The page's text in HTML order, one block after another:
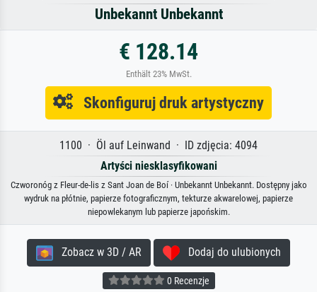
Unbekannt Unbekannt
€ 128.14
Enthält 23% MwSt.
Skonfiguruj druk artystyczny
1100 · Öl auf Leinwand · ID zdjęcia: 4094
Artyści niesklasyfikowani
Czworonóg z Fleur-de-lis z Sant Joan de Boí · Unbekannt Unbekannt. Dostępny jako
wydruk na płótnie, papierze fotograficznym, tekturze akwarelowej, papierze
niepowlekanym lub papierze japońskim.
Zobacz w 3D / AR Dodaj do ulubionych
0 Recenzje